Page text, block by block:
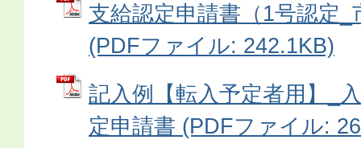
支給認定申請書（1号認定_
(PDFファイル: 242.1KB)
記入例【転入予定者用】_
定申請書 (PDFファイル: